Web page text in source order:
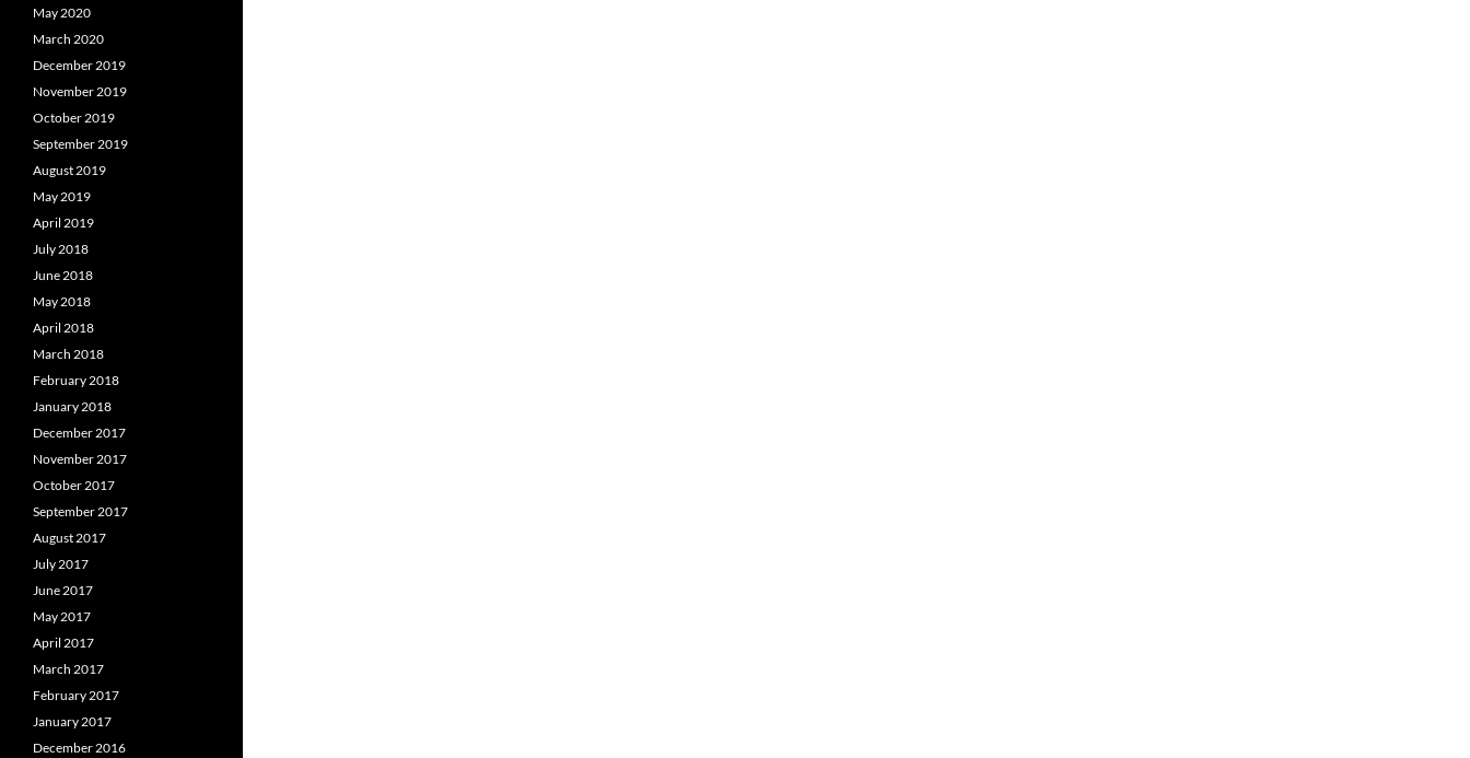
May 2020
March 2020
December 2019
November 2019
October 2019
September 2019
August 2019
May 2019
April 2019
July 2018
June 2018
May 2018
April 2018
March 2018
February 2018
January 2018
December 2017
November 2017
October 2017
September 2017
August 2017
July 2017
June 2017
May 2017
April 2017
March 2017
February 2017
January 2017
December 2016